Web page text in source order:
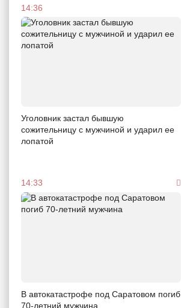
14:36
Уголовник застал бывшую
сожительницу с мужчиной и ударил ее
лопатой
14:33
В автокатастрофе под Саратовом погиб
70-летний мужчина